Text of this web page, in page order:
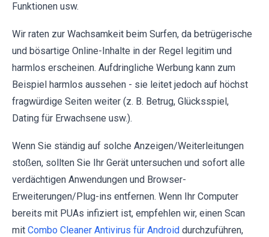
Funktionen usw.
Wir raten zur Wachsamkeit beim Surfen, da betrügerische
und bösartige Online-Inhalte in der Regel legitim und
harmlos erscheinen. Aufdringliche Werbung kann zum
Beispiel harmlos aussehen - sie leitet jedoch auf höchst
fragwürdige Seiten weiter (z. B. Betrug, Glücksspiel,
Dating für Erwachsene usw.).
Wenn Sie ständig auf solche Anzeigen/Weiterleitungen
stoßen, sollten Sie Ihr Gerät untersuchen und sofort alle
verdächtigen Anwendungen und Browser-
Erweiterungen/Plug-ins entfernen. Wenn Ihr Computer
bereits mit PUAs infiziert ist, empfehlen wir, einen Scan
mit Combo Cleaner Antivirus für Android durchzuführen,